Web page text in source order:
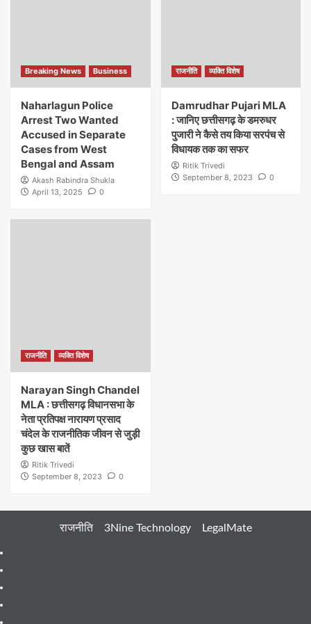
Breaking News Business
Naharlagun Police
Arrest Two Wanted
Accused in Separate
Cases from West
Bengal and Assam
Akash Rabindra Shukla
April 13, 2025
0
राजनीति व्यक्ति विशेष
Damrudhar Pujari MLA
: जानिए छत्तीसगढ़ के डमरुधर
पुजारी ने कैसे तय किया सरपंच से
विधायक तक का सफर
Ritik Trivedi
September 8, 2023
0
राजनीति व्यक्ति विशेष
Narayan Singh Chandel
MLA : छत्तीसगढ़ विधानसभा के
नेता प्रतिपक्ष नारायण प्रसाद
चंदेल के राजनीतिक जीवन से जुड़ी
कुछ खास बातें
Ritik Trivedi
September 8, 2023
0
राजनीति 3Nine Technology LegalMate